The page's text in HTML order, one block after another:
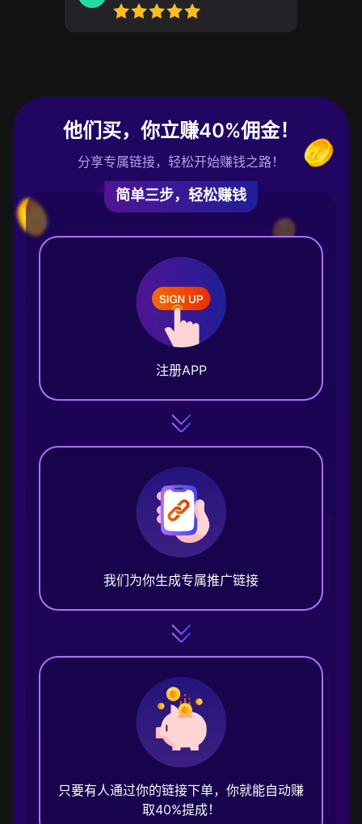
他们买，你立赚40%佣金！
分享专属链接，轻松开始赚钱之路！
简单三步，轻松赚钱
注册APP
我们为你生成专属推广链接
只要有人通过你的链接下单，你就能自动赚
取40%提成！